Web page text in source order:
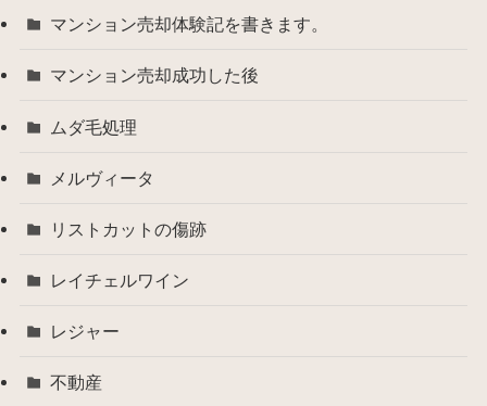
マンション売却体験記を書きます。
マンション売却成功した後
ムダ毛処理
メルヴィータ
リストカットの傷跡
レイチェルワイン
レジャー
不動産